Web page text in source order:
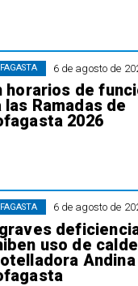
6 de agosto de
horarios de
las Ramadas de
2026
6 de agosto de
uso de